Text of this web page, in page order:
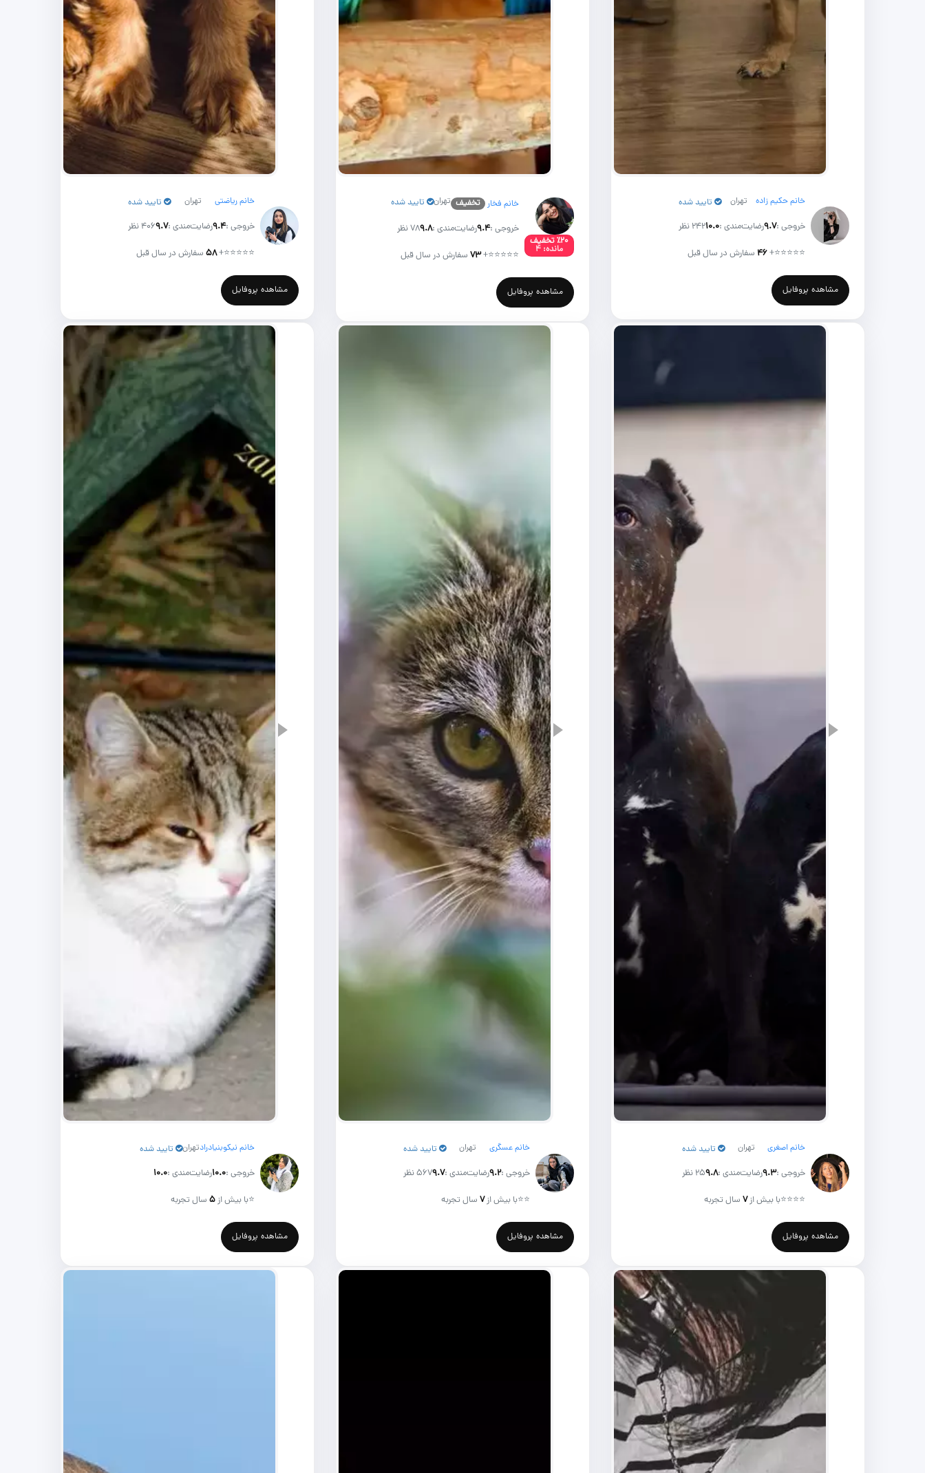
خانم حکیم زاده تهران تایید شده
خروجی :۹.۷رضایت‌مندی :۱۰.۰242 نظر
⭐⭐⭐⭐⭐
+۴۶ سفارش در سال قبل
مشاهده پروفایل
٪۲۰ تخفیف
مانده: ۴
خانم فخار تخفیف تهران تایید شده
خروجی :۹.۴رضایت‌مندی :۹.۸78 نظر
⭐⭐⭐⭐⭐
+۷۳سفارش در سال قبل
مشاهده پروفایل
خانم ریاضتی تهران تایید شده
خروجی :۹.۴رضایت‌مندی :۹.۷406 نظر
⭐⭐⭐⭐⭐
+۵۸سفارش در سال قبل
مشاهده پروفایل
خانم اصغری تهران تایید شده
خروجی :۹.۳رضایت‌مندی :۹.۸25 نظر
⭐⭐⭐⭐با بیش از۷سال تجربه
مشاهده پروفایل
خانم عسگری تهران تایید شده
خروجی :۹.۲رضایت‌مندی :۹.۷567 نظر
⭐⭐با بیش از۷سال تجربه
مشاهده پروفایل
خانم نیکوبنیادرادتهران تایید شده
خروجی :۱۰.۰رضایت‌مندی :۱۰.۰
⭐با بیش از۵سال تجربه
مشاهده پروفایل